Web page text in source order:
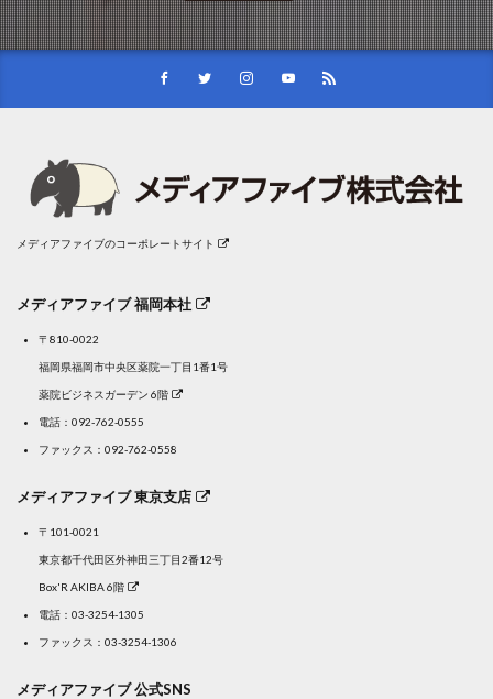
メディアファイブのコーポレートサイト
メディアファイブ 福岡本社
〒810-0022
福岡県福岡市中央区薬院一丁目1番1号
薬院ビジネスガーデン 6階
電話： 092-762-0555
ファックス：092-762-0558
メディアファイブ 東京支店
〒101-0021
東京都千代田区外神田三丁目2番12号
Box'R AKIBA 6階
電話： 03-3254-1305
ファックス：03-3254-1306
メディアファイブ 公式SNS